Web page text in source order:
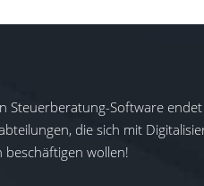
Steuerberatung-Software
die sich mit
wollen!